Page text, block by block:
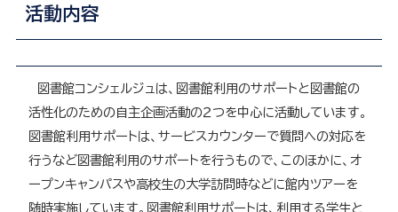
活動内容
図書館コンシェルジュは、図書館利用のサポートと図書館の
活性化のための自主企画活動の２つを中心に活動しています。
図書館利用サポートは、サービスカウンターで質問への対応を
行うなど図書館利用のサポートを行うもので、このほかに、オ
ープンキャンパスや高校生の大学訪問時などに館内ツアーを
随時実施しています。図書館利用サポートは、利用する学生と